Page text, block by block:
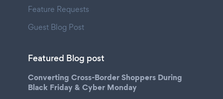
Feature Requests
Guest Blog Post
Featured Blog post
Converting Cross-Border Shoppers During
Black Friday & Cyber Monday